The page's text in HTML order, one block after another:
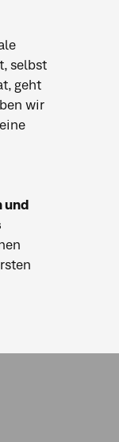
selbst
geht
wir
und